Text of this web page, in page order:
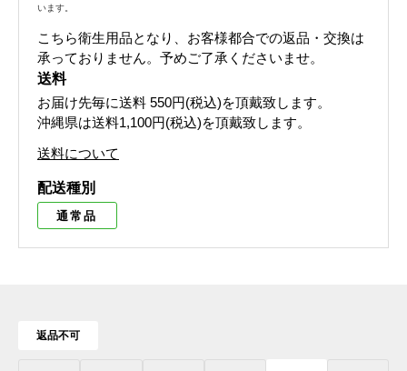
います。
こちら衛生用品となり、お客様都合での返品・交換は
承っておりません。予めご了承くださいませ。
送料
お届け先毎に送料 550円(税込)を頂戴致します。
沖縄県は送料1,100円(税込)を頂戴致します。
送料について
配送種別
通常品
返品不可